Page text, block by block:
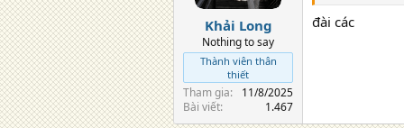
Khải Long
Nothing to say
Thành viên thân
thiết
Tham gia
11/8/2025
Bài viết
1.467
đài các